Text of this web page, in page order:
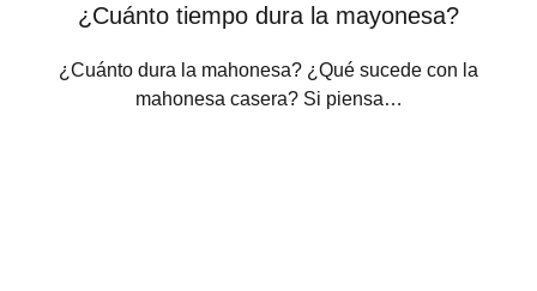
¿Cuánto tiempo dura la mayonesa?
¿Cuánto dura la mahonesa? ¿Qué sucede con la
mahonesa casera? Si piensa…